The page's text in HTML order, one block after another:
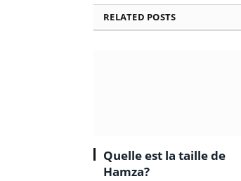
RELATED POSTS
Quelle est la taille de
Hamza?